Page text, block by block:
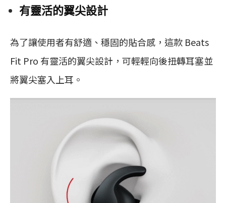
有靈活的翼尖設計
為了讓使用者有舒適、穩固的貼合感，這款 Beats
Fit Pro 有靈活的翼尖設計，可輕輕向後扭轉耳塞並
將翼尖塞入上耳。